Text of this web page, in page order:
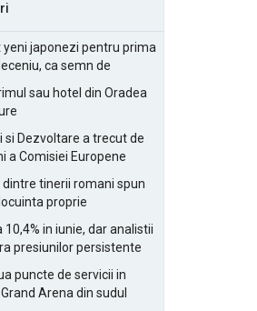
japonezi pentru prima
ca semn de
sau hotel din Oradea
si Dezvoltare a trecut de
a Comisiei Europene
tinerii romani spun
proprie
10,4% in iunie, dar analistii
presiunilor persistente
puncte de servicii in
Arena din sudul